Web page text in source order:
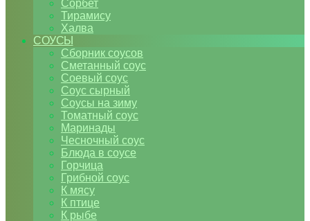
Сорбет
Тирамису
Халва
СОУСЫ
Сборник соусов
Сметанный соус
Соевый соус
Соус сырный
Соусы на зиму
Томатный соус
Маринады
Чесночный соус
Блюда в соусе
Горчица
Грибной соус
К мясу
К птице
К рыбе